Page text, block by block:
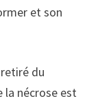
et son
du
la nécrose est